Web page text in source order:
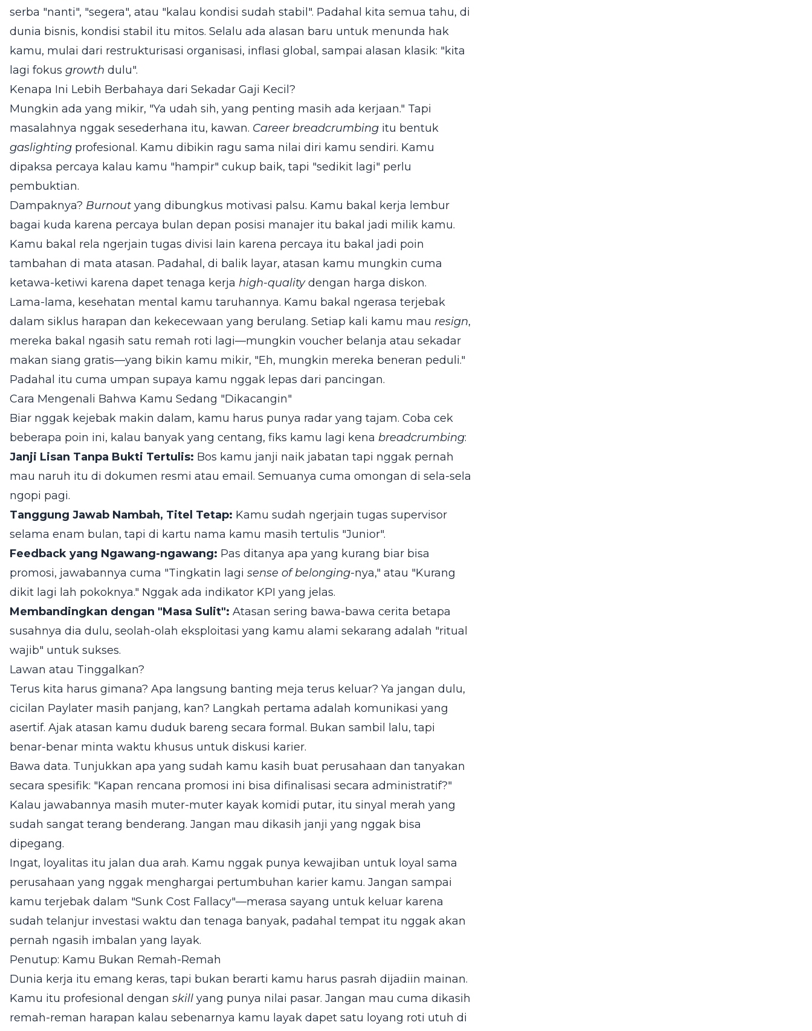
serba "nanti", "segera", atau "kalau kondisi sudah stabil". Padahal kita semua tahu, di
dunia bisnis, kondisi stabil itu mitos. Selalu ada alasan baru untuk menunda hak
kamu, mulai dari restrukturisasi organisasi, inflasi global, sampai alasan klasik: "kita
lagi fokus growth dulu".
Kenapa Ini Lebih Berbahaya dari Sekadar Gaji Kecil?
Mungkin ada yang mikir, "Ya udah sih, yang penting masih ada kerjaan." Tapi
masalahnya nggak sesederhana itu, kawan. Career breadcrumbing itu bentuk
gaslighting profesional. Kamu dibikin ragu sama nilai diri kamu sendiri. Kamu
dipaksa percaya kalau kamu "hampir" cukup baik, tapi "sedikit lagi" perlu
pembuktian.
Dampaknya? Burnout yang dibungkus motivasi palsu. Kamu bakal kerja lembur
bagai kuda karena percaya bulan depan posisi manajer itu bakal jadi milik kamu.
Kamu bakal rela ngerjain tugas divisi lain karena percaya itu bakal jadi poin
tambahan di mata atasan. Padahal, di balik layar, atasan kamu mungkin cuma
ketawa-ketiwi karena dapet tenaga kerja high-qualitydengan harga diskon.
Lama-lama, kesehatan mental kamu taruhannya. Kamu bakal ngerasa terjebak
dalam siklus harapan dan kekecewaan yang berulang. Setiap kali kamu mau resign,
mereka bakal ngasih satu remah roti lagi—mungkin voucher belanja atau sekadar
makan siang gratis—yang bikin kamu mikir, "Eh, mungkin mereka beneran peduli."
Padahal itu cuma umpan supaya kamu nggak lepas dari pancingan.
Cara Mengenali Bahwa Kamu Sedang "Dikacangin"
Biar nggak kejebak makin dalam, kamu harus punya radar yang tajam. Coba cek
beberapa poin ini, kalau banyak yang centang, fiks kamu lagi kena breadcrumbing:
Janji Lisan Tanpa Bukti Tertulis: Bos kamu janji naik jabatan tapi nggak pernah
mau naruh itu di dokumen resmi atau email. Semuanya cuma omongan di sela-sela
ngopi pagi.
Tanggung Jawab Nambah, Titel Tetap: Kamu sudah ngerjain tugas supervisor
selama enam bulan, tapi di kartu nama kamu masih tertulis "Junior".
Feedback yang Ngawang-ngawang: Pas ditanya apa yang kurang biar bisa
promosi, jawabannya cuma "Tingkatin lagi sense of belonging-nya," atau "Kurang
dikit lagi lah pokoknya." Nggak ada indikator KPI yang jelas.
Membandingkan dengan "Masa Sulit": Atasan sering bawa-bawa cerita betapa
susahnya dia dulu, seolah-olah eksploitasi yang kamu alami sekarang adalah "ritual
wajib" untuk sukses.
Lawan atau Tinggalkan?
Terus kita harus gimana? Apa langsung banting meja terus keluar? Ya jangan dulu,
cicilan Paylater masih panjang, kan? Langkah pertama adalah komunikasi yang
asertif. Ajak atasan kamu duduk bareng secara formal. Bukan sambil lalu, tapi
benar-benar minta waktu khusus untuk diskusi karier.
Bawa data. Tunjukkan apa yang sudah kamu kasih buat perusahaan dan tanyakan
secara spesifik: "Kapan rencana promosi ini bisa difinalisasi secara administratif?"
Kalau jawabannya masih muter-muter kayak komidi putar, itu sinyal merah yang
sudah sangat terang benderang. Jangan mau dikasih janji yang nggak bisa
dipegang.
Ingat, loyalitas itu jalan dua arah. Kamu nggak punya kewajiban untuk loyal sama
perusahaan yang nggak menghargai pertumbuhan karier kamu. Jangan sampai
kamu terjebak dalam "Sunk Cost Fallacy"—merasa sayang untuk keluar karena
sudah telanjur investasi waktu dan tenaga banyak, padahal tempat itu nggak akan
pernah ngasih imbalan yang layak.
Penutup: Kamu Bukan Remah-Remah
Dunia kerja itu emang keras, tapi bukan berarti kamu harus pasrah dijadiin mainan.
Kamu itu profesional dengan skill yang punya nilai pasar. Jangan mau cuma dikasih
remah-reman harapan kalau sebenarnya kamu layak dapet satu loyang roti utuh di